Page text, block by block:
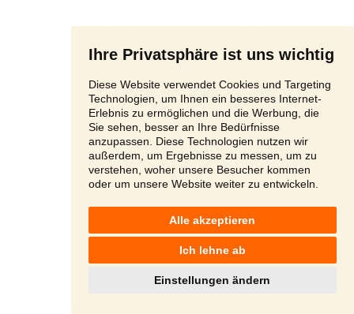
Ihre Privatsphäre ist uns wichtig
Diese Website verwendet Cookies und Targeting
Technologien, um Ihnen ein besseres Internet-
Erlebnis zu ermöglichen und die Werbung, die
Sie sehen, besser an Ihre Bedürfnisse
anzupassen. Diese Technologien nutzen wir
außerdem, um Ergebnisse zu messen, um zu
verstehen, woher unsere Besucher kommen
oder um unsere Website weiter zu entwickeln.
Alle akzeptieren
Ich lehne ab
Einstellungen ändern